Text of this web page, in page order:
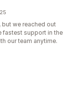
but we reached out
fastest support in the
our team anytime.